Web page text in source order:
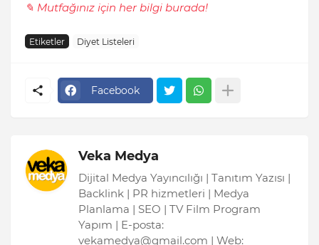
✎ Mutfağınız için her bilgi burada!
Etiketler Diyet Listeleri
Facebook
Veka Medya
Dijital Medya Yayıncılığı | Tanıtım Yazısı |
Backlink | PR hizmetleri | Medya
Planlama | SEO | TV Film Program
Yapım | E-posta:
vekamedya@gmail.com | Web: